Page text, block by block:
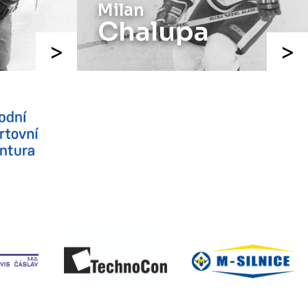
Jaroslav
Benák